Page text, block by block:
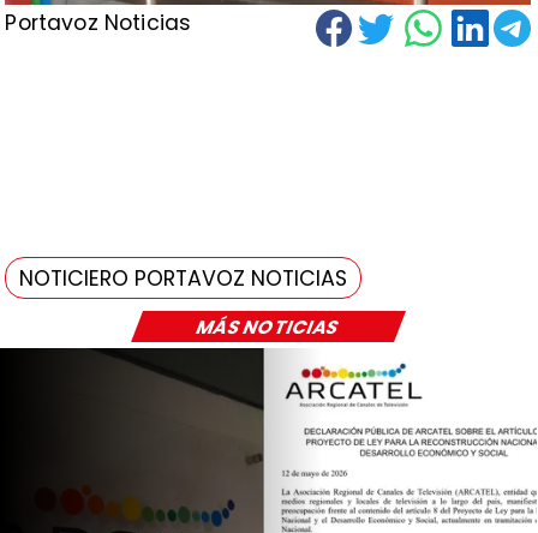
MÁS NOTICIAS
Portavoz Noticias
NOTICIERO PORTAVOZ NOTICIAS